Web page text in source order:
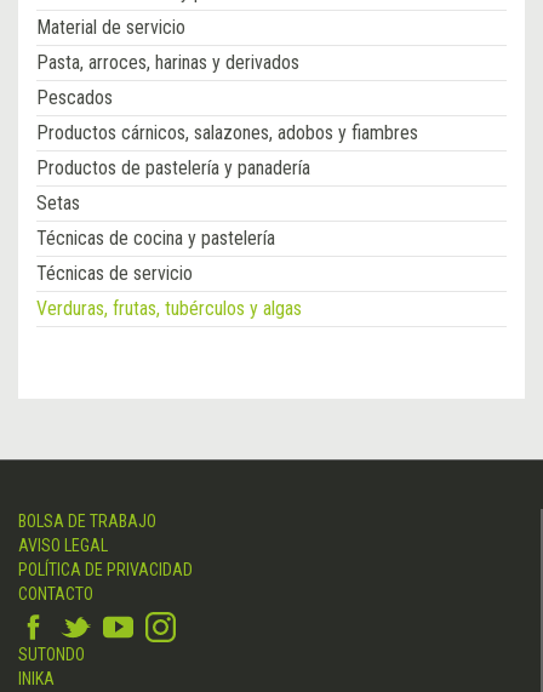
Material de servicio
Pasta, arroces, harinas y derivados
Pescados
Productos cárnicos, salazones, adobos y fiambres
Productos de pastelería y panadería
Setas
Técnicas de cocina y pastelería
Técnicas de servicio
Verduras, frutas, tubérculos y algas
BOLSA DE TRABAJO
AVISO LEGAL
POLÍTICA DE PRIVACIDAD
CONTACTO
SUTONDO
INIKA